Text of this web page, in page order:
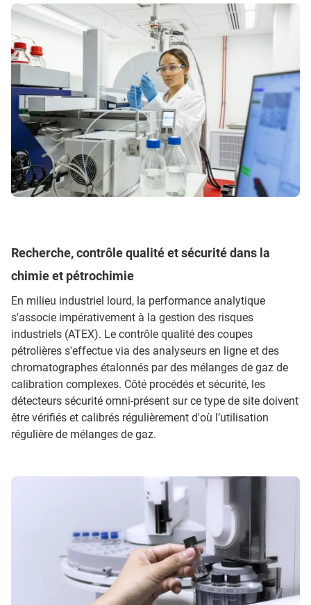
Recherche, contrôle qualité et sécurité dans la
chimie et pétrochimie
En milieu industriel lourd, la performance analytique
s'associe impérativement à la gestion des risques
industriels (ATEX). Le contrôle qualité des coupes
pétrolières s'effectue via des analyseurs en ligne et des
chromatographes étalonnés par des mélanges de gaz de
calibration complexes. Côté procédés et sécurité, les
détecteurs sécurité omni-présent sur ce type de site doivent
être vérifiés et calibrés régulièrement d'où l’utilisation
régulière de mélanges de gaz.